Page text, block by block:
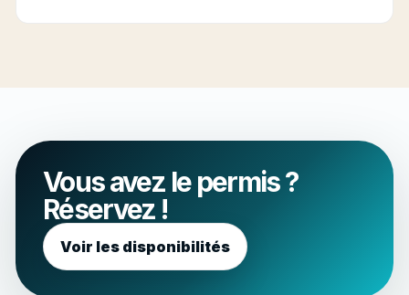
sera pas acceptée.
Vous avez le permis ?
Réservez !
Voir les disponibilités